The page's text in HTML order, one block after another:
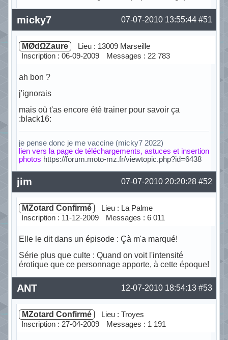
Hors ligne #51
07-07-2010 13:55:44
micky7
MØdΩZaure
Lieu : 13009 Marseille
Inscription : 06-09-2009
Messages : 22 783
ah bon ?
j'ignorais
mais où t'as encore été trainer pour savoir ça
:black16:
je pense donc je me vaccine (micky7 2022)
lien vers la page de téléchargements, astuces et insertion
photos https://forum.moto-mz.fr/viewtopic.php?id=6438
Hors ligne #52
07-07-2010 20:20:28
jim
MZotard Confirmé
Lieu : La Palme
Inscription : 11-12-2009
Messages : 6 011
Elle le dit dans un épisode : Çà m'a marqué!
Série plus que culte : Quand on voit l'intensité
érotique que ce personnage apporte, à cette époque!
Hors ligne #53
12-07-2010 18:54:13
ANT
MZotard Confirmé
Lieu : Troyes
Inscription : 27-04-2009
Messages : 1 191